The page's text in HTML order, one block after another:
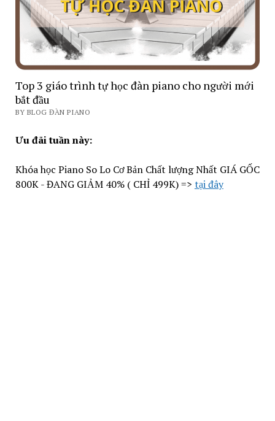
Top 3 giáo trình tự học đàn piano cho người mới
bắt đầu
BY BLOG ĐÀN PIANO
Ưu đãi tuần này:
Khóa học Piano So Lo Cơ Bản Chất lượng Nhất GIÁ GỐC
800K - ĐANG GIẢM 40% ( CHỈ 499K) => tại đây